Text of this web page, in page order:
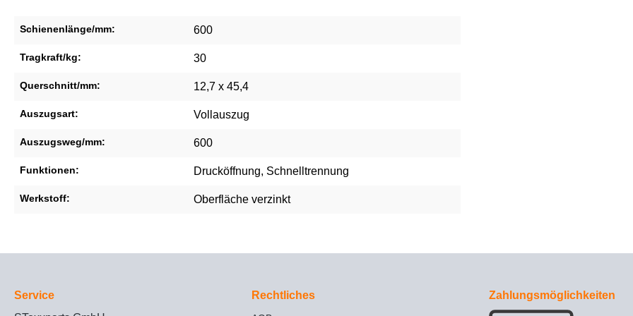
Schienenlänge/mm: 600
Tragkraft/kg: 30
Querschnitt/mm: 12,7 x 45,4
Auszugsart: Vollauszug
Auszugsweg/mm: 600
Funktionen: Drucköffnung, Schnelltrennung
Werkstoff: Oberfläche verzinkt
Service
Rechtliches Zahlungsmöglichkeiten